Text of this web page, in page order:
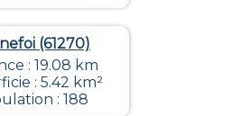
(61270)
: 19.08 km
: 5.42 km²
: 188